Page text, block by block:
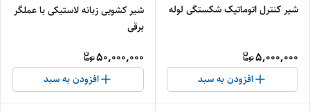
شیر کنترل اتوماتیک شکستگی لوله
5,000,000
افزودن به سبد
شیر کشویی زبانه لاستیکی با عملگر
برقی
50,000,000
افزودن به سبد